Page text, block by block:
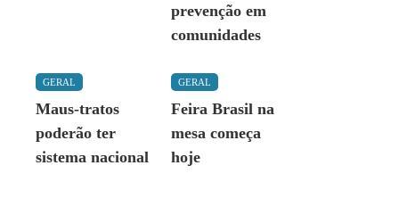
prevenção em
comunidades
GERAL
Maus-tratos
poderão ter
sistema nacional
GERAL
Feira Brasil na
mesa começa
hoje